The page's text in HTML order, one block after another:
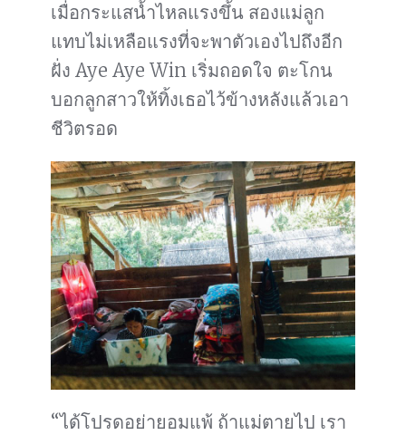
เมื่อกระแสน้ำไหลแรงขึ้น สองแม่ลูก
แทบไม่เหลือแรงที่จะพาตัวเองไปถึงอีก
ฝั่ง Aye Aye Win เริ่มถอดใจ ตะโกน
บอกลูกสาวให้ทิ้งเธอไว้ข้างหลังแล้วเอา
ชีวิตรอด
“ได้โปรดอย่ายอมแพ้ ถ้าแม่ตายไป เรา